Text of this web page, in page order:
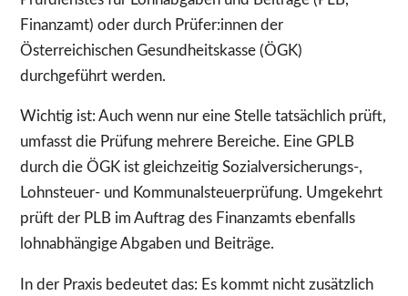
Finanzamt) oder durch Prüfer:innen der
Österreichischen Gesundheitskasse (ÖGK)
durchgeführt werden.
Wichtig ist: Auch wenn nur eine Stelle tatsächlich prüft,
umfasst die Prüfung mehrere Bereiche. Eine GPLB
durch die ÖGK ist gleichzeitig Sozialversicherungs-,
Lohnsteuer- und Kommunalsteuerprüfung. Umgekehrt
prüft der PLB im Auftrag des Finanzamts ebenfalls
lohnabhängige Abgaben und Beiträge.
In der Praxis bedeutet das: Es kommt nicht zusätzlich